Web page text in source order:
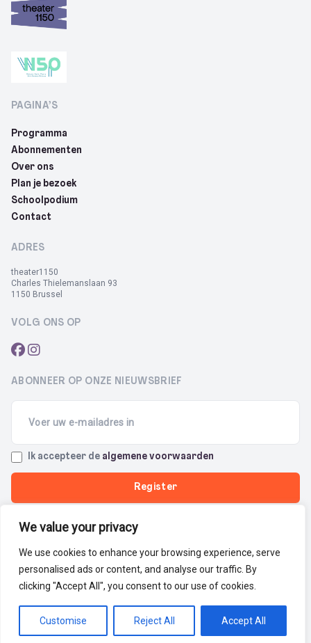
We value your privacy
We use cookies to enhance your browsing experience, serve
personalised ads or content, and analyse our traffic. By
clicking "Accept All", you consent to our use of cookies.
Customise Reject All Accept All
PAGINA’S
Programma
Abonnementen
Over ons
Plan je bezoek
Schoolpodium
Contact
ADRES
theater1150
Charles Thielemanslaan 93
1150 Brussel
VOLG ONS OP
ABONNEER OP ONZE NIEUWSBRIEF
Email
(Required)
Terms
(Required)
Ik accepteer de algemene voorwaarden
BE0207.366.994
Privacybeleid
Made with love by